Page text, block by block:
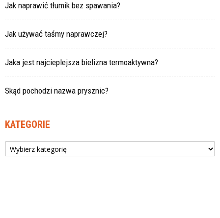
Jak naprawić tłumik bez spawania?
Jak używać taśmy naprawczej?
Jaka jest najcieplejsza bielizna termoaktywna?
Skąd pochodzi nazwa prysznic?
KATEGORIE
Kategorie